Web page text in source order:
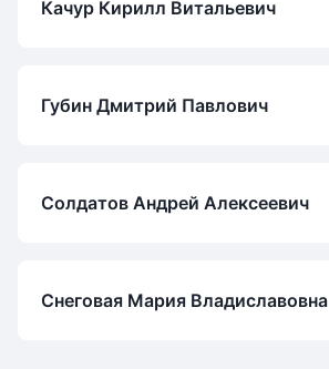
Качур Кирилл Витальевич
Губин Дмитрий Павлович
Солдатов Андрей Алексеевич
Снеговая Мария Владиславовна